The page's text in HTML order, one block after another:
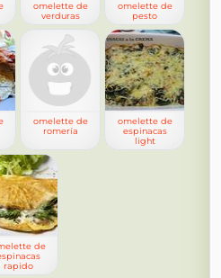
omelette de
verduras
omelette de
pesto
omelette de
romería
omelette de
espinacas
light
de
rapido